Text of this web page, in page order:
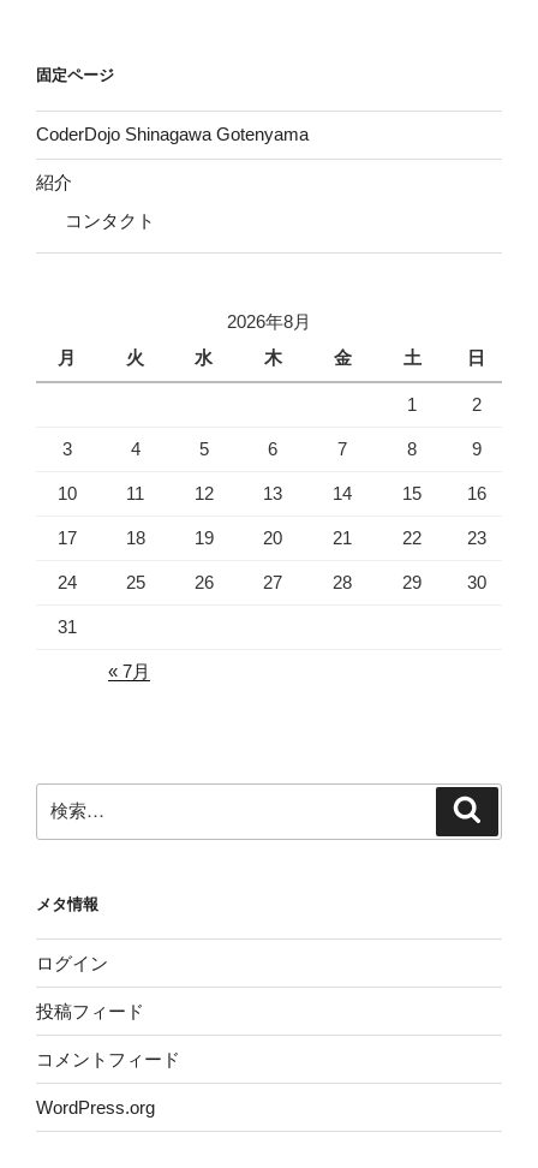
固定ページ
CoderDojo Shinagawa Gotenyama
紹介
コンタクト
2026年8月
月
火 水 木 金 土 日
1 2
3 4 5 6 7 8 9
10 11 12 13 14 15 16
17 18 19 20 21 22 23
24 25 26 27 28 29 30
31
« 7月
索:
メタ情報
ログイン
投稿フィード
コメントフィード
WordPress.org